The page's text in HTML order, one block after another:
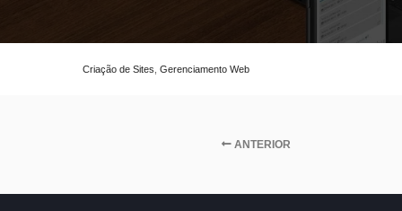
Criação de Sites Gerenciamento Web
ANTERIOR